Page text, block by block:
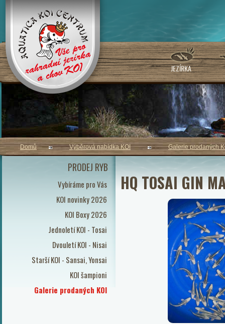
JEZÍRKA
PRODEJ RYB
Vybíráme pro Vás
KOI novinky 2026
KOI Boxy 2026
Jednoletí KOI - Tosai
Dvouletí KOI - Nisai
Starší KOI - Sansai, Yonsai
KOI šampioni
Galerie prodaných KOI
Domů Výběrová nabídka KOI Galerie prodaných
HQ TOSAI GIN